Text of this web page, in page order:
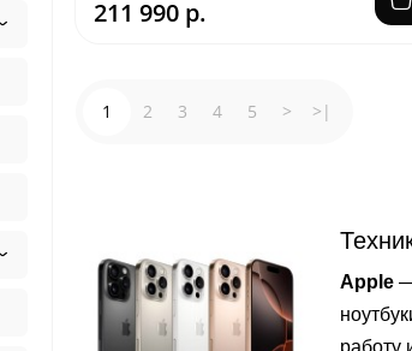
211 990 р.
1 2 3 4 5 > >|
Apple—